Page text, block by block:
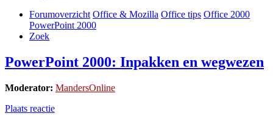
Forumoverzicht Office & Mozilla Office tips Office 2000
PowerPoint 2000
Zoek
PowerPoint 2000: Inpakken en wegwezen
Moderator: MandersOnline
Plaats reactie